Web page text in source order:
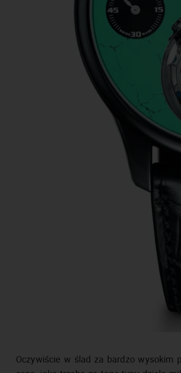
Oczywiście w ślad za bardzo wysokim